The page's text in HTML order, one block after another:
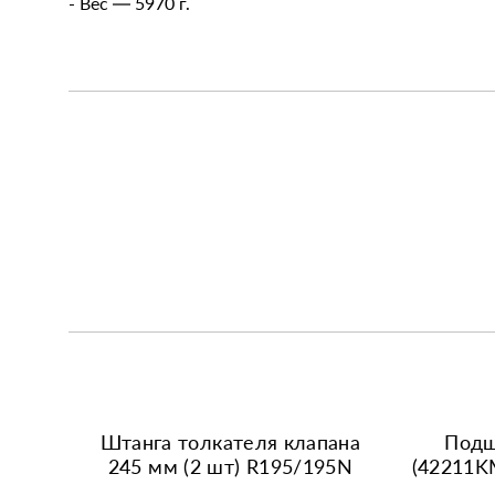
Штанга толкателя клапана
245 мм (2 шт) R195/195N